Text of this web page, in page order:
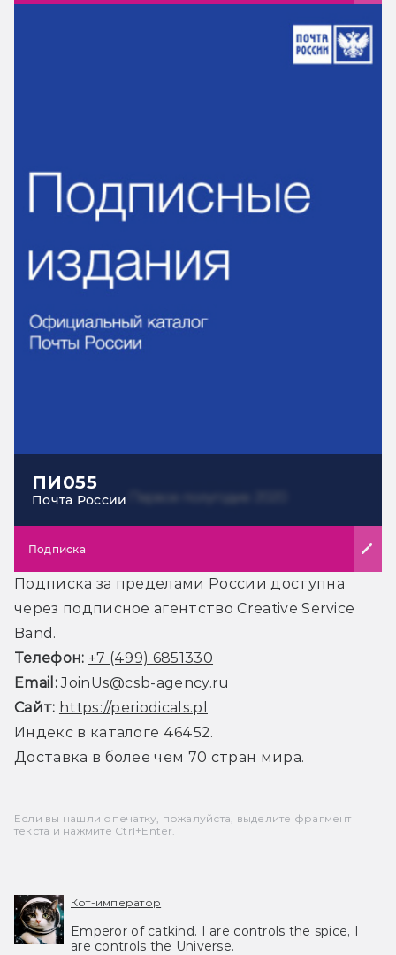
ПИ055
Почта России
Подписка
Подписка за пределами России доступна
через подписное агентство Creative Service
Band.
Телефон: +7 (499) 6851330
Email: JoinUs@csb-agency.ru
Сайт: https://periodicals.pl
Индекс в каталоге 46452.
Доставка в более чем 70 стран мира.
Если вы нашли опечатку, пожалуйста, выделите фрагмент
текста и нажмите Ctrl+Enter.
Кот-император
Emperor of catkind. I are controls the spice, I
are controls the Universe.